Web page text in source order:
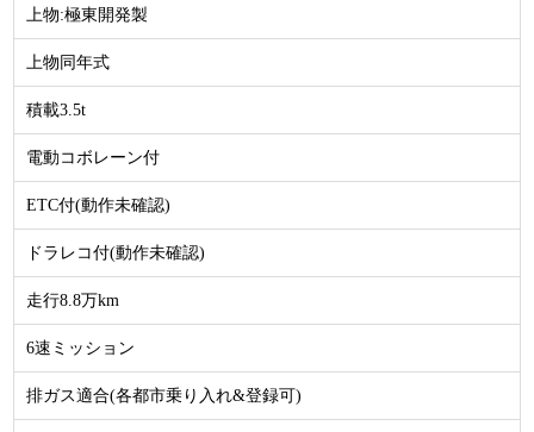
上物:極東開発製
上物同年式
積載3.5t
電動コボレーン付
ETC付(動作未確認)
ドラレコ付(動作未確認)
走行8.8万km
6速ミッション
排ガス適合(各都市乗り入れ&登録可)